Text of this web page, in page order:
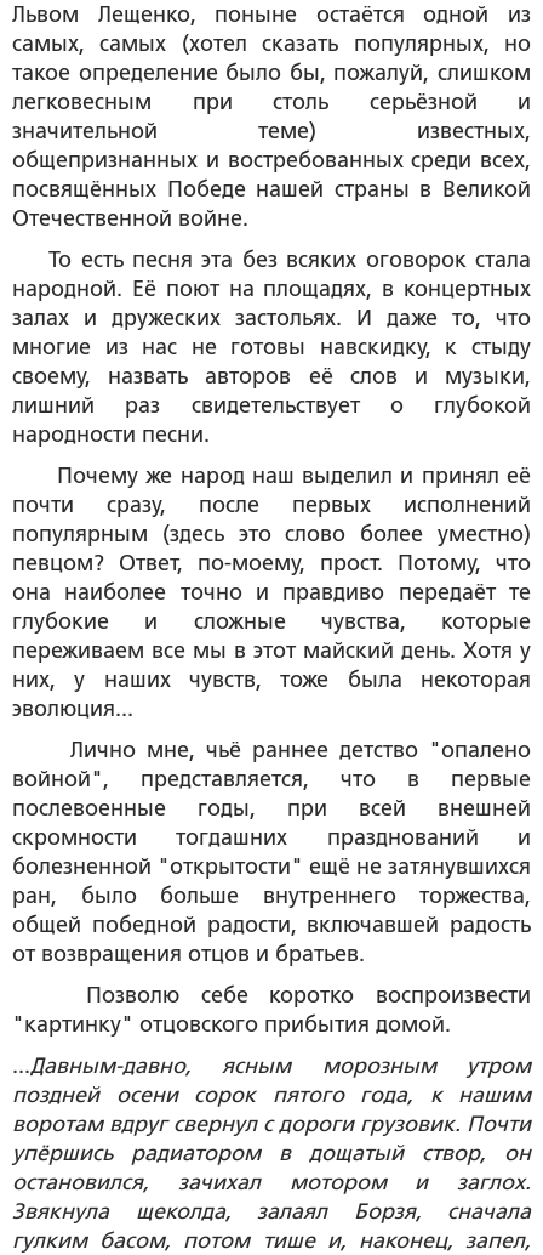
Львом Лещенко, поныне остаётся одной из
самых, самых (хотел сказать популярных, но
такое определение было бы, пожалуй, слишком
легковесным при столь серьёзной и
значительной теме) известных,
общепризнанных и востребованных среди всех,
посвящённых Победе нашей страны в Великой
Отечественной войне.
То есть песня эта без всяких оговорок стала
народной. Её поют на площадях, в концертных
залах и дружеских застольях. И даже то, что
многие из нас не готовы навскидку, к стыду
своему, назвать авторов её слов и музыки,
лишний раз свидетельствует о глубокой
народности песни.
Почему же народ наш выделил и принял её
почти сразу, после первых исполнений
популярным (здесь это слово более уместно)
певцом? Ответ, по-моему, прост. Потому, что
она наиболее точно и правдиво передаёт те
глубокие и сложные чувства, которые
переживаем все мы в этот майский день. Хотя у
них, у наших чувств, тоже была некоторая
эволюция...
Лично мне, чьё раннее детство "опалено
войной", представляется, что в первые
послевоенные годы, при всей внешней
скромности тогдашних празднований и
болезненной "открытости" ещё не затянувшихся
ран, было больше внутреннего торжества,
общей победной радости, включавшей радость
от возвращения отцов и братьев.
Позволю себе коротко воспроизвести
"картинку" отцовского прибытия домой.
...Давным-давно, ясным морозным утром
поздней осени сорок пятого года, к нашим
воротам вдруг свернул с дороги грузовик. Почти
упёршись радиатором в дощатый створ, он
остановился, зачихал мотором и заглох.
Звякнула щеколда, залаял Борзя, сначала
гулким басом, потом тише и, наконец, запел,